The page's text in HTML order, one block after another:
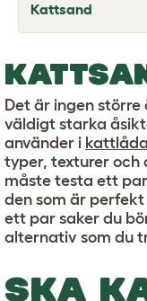
Kattsand
T
o
l
e
d
r
o
p
d
o
w
n
Det är ingen
väldigt starka
använder i
typer, texturer och
måste testa ett
den som är
ett par saker du
alternativ som du
SKA